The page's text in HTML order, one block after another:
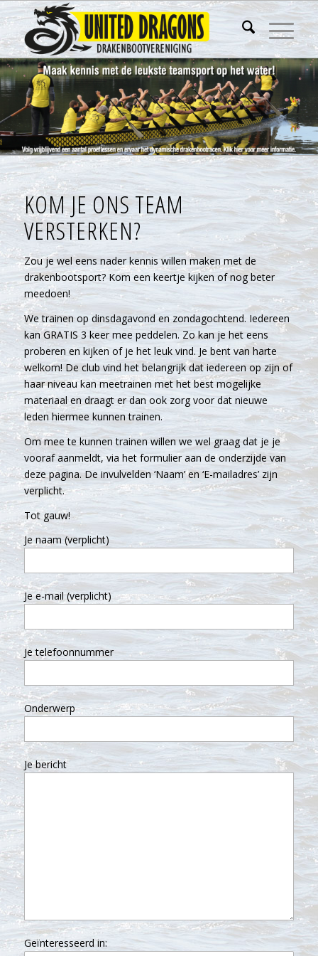
KOM JE ONS TEAM
VERSTERKEN?
Zou je wel eens nader kennis willen maken met de
drakenbootsport? Kom een keertje kijken of nog beter
meedoen!
We trainen op dinsdagavond en zondagochtend. Iedereen
kan GRATIS 3 keer mee peddelen. Zo kan je het eens
proberen en kijken of je het leuk vind. Je bent van harte
welkom! De club vind het belangrijk dat iedereen op zijn of
haar niveau kan meetrainen met het best mogelijke
materiaal en draagt er dan ook zorg voor dat nieuwe
leden hiermee kunnen trainen.
Om mee te kunnen trainen willen we wel graag dat je je
vooraf aanmeldt, via het formulier aan de onderzijde van
deze pagina. De invulvelden ‘Naam’ en ‘E-mailadres’ zijn
verplicht.
Tot gauw!
Je naam (verplicht)
Je e-mail (verplicht)
Je telefoonnummer
Onderwerp
Je bericht
Geïnteresseerd in: